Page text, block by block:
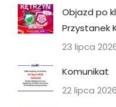
Objazd po
Przystanek
23 lipca
Komunikat
22 lipca 2026